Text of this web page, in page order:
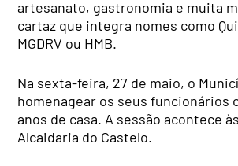
artesanato, gastronomia e muita
cartaz que integra nomes como
MGDRV ou HMB.
Na sexta-feira, 27 de maio, o
homenagear os seus funcionários
anos de casa. A sessão acontece
Alcaidaria do Castelo.